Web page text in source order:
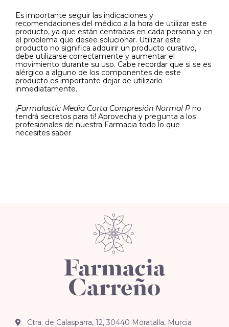
Es importante seguir las indicaciones y
recomendaciones del médico a la hora de utilizar este
producto, ya que están centradas en cada persona y en
el problema que desee solucionar. Utilizar este
producto no significa adquirir un producto curativo,
debe utilizarse correctamente y aumentar el
movimiento durante su uso. Cabe recordar que si se es
alérgico a alguno de los componentes de este
producto es importante dejar de utilizarlo
inmediatamente.
¡Farmalastic Media Corta Compresión Normal P no
tendrá secretos para ti! Aprovecha y pregunta a los
profesionales de nuestra Farmacia todo lo que
necesites saber
Ctra. de Calasparra, 12, 30440 Moratalla, Murcia